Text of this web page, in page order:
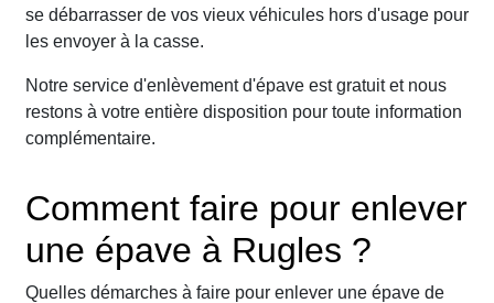
se débarrasser de vos vieux véhicules hors d'usage pour
les envoyer à la casse.
Notre service d'enlèvement d'épave est gratuit et nous
restons à votre entière disposition pour toute information
complémentaire.
Comment faire pour enlever
une épave à Rugles ?
Quelles démarches à faire pour enlever une épave de